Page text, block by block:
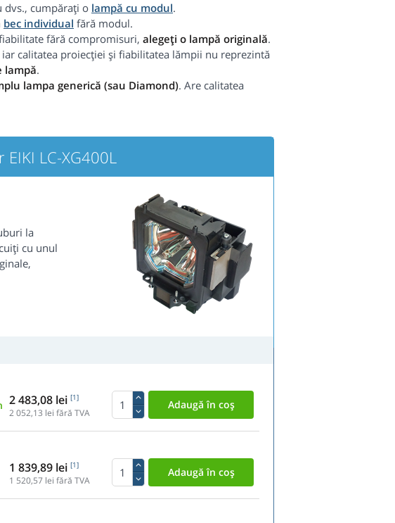
dvs., cumpărați o lampă cu modul.
bec individual fără modul.
fără compromisuri, alegeți o lampă originală.
calitatea proiecției și fiabilitatea lămpii nu reprezintă
lampă.
lampa generică (sau Diamond). Are calitatea
LC-XG400L
la
cu unul
2 483,08 lei [1]
2 052,13 lei fără TVA
1 839,89 lei [1]
1 520,57 lei fără TVA